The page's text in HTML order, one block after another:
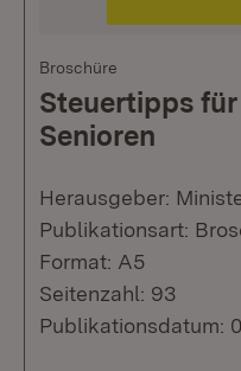
Broschüre
Steuertipps
Senioren
Herausgeber:
Publikationsart:
Format: A5
Seitenzahl: 93
Publikationsdatum: